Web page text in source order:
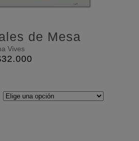
de Mesa
Vives
32.000
desde
$14.000